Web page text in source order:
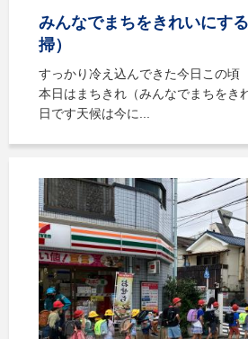
みんなでまちをきれいにす
掃）
すっかり冷え込んできた今日この頃
本日はまちきれ（みんなでまちをき
日です天候は今に...